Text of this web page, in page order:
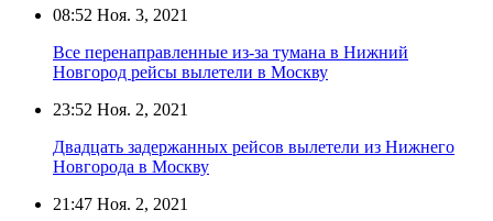
08:52 Ноя. 3, 2021
Все перенаправленные из-за тумана в Нижний
Новгород рейсы вылетели в Москву
23:52 Ноя. 2, 2021
Двадцать задержанных рейсов вылетели из Нижнего
Новгорода в Москву
21:47 Ноя. 2, 2021